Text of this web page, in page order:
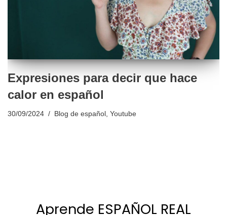
Expresiones para decir que hace
calor en español
30/09/2024 Blog de español , Youtube
Aprende ESPAÑOL REAL